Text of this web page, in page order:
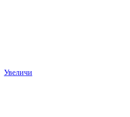
Увеличи